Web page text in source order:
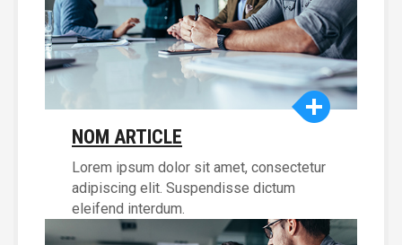
NOM ARTICLE
Lorem ipsum dolor sit amet, consectetur
adipiscing elit. Suspendisse dictum
eleifend interdum.